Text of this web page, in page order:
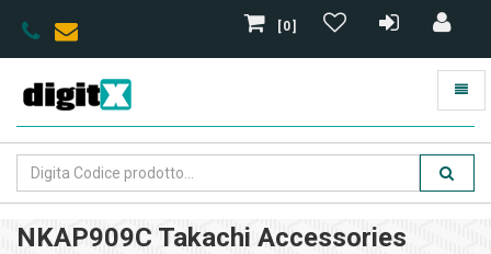
[0]
NKAP909C Takachi Accessories